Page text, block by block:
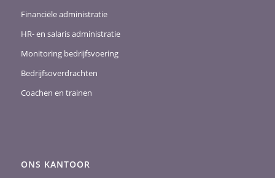
Financiële administratie
HR- en salaris administratie
Monitoring bedrijfsvoering
Bedrijfsoverdrachten
Coachen en trainen
ONS KANTOOR